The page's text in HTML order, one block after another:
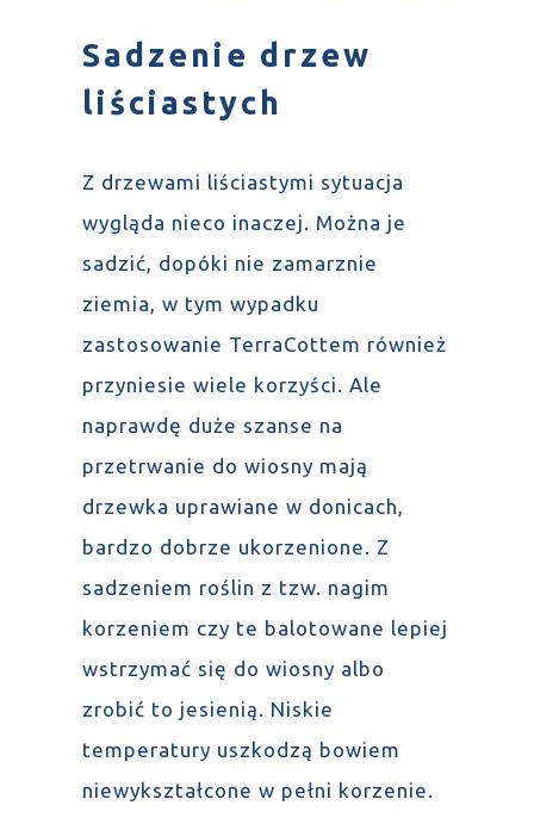
Sadzenie drzew
liściastych
Z drzewami liściastymi sytuacja
wygląda nieco inaczej. Można je
sadzić, dopóki nie zamarznie
ziemia, w tym wypadku
zastosowanie TerraCottem również
przyniesie wiele korzyści. Ale
naprawdę duże szanse na
przetrwanie do wiosny mają
drzewka uprawiane w donicach,
bardzo dobrze ukorzenione. Z
sadzeniem roślin z tzw. nagim
korzeniem czy te balotowane lepiej
wstrzymać się do wiosny albo
zrobić to jesienią. Niskie
temperatury uszkodzą bowiem
niewykształcone w pełni korzenie.